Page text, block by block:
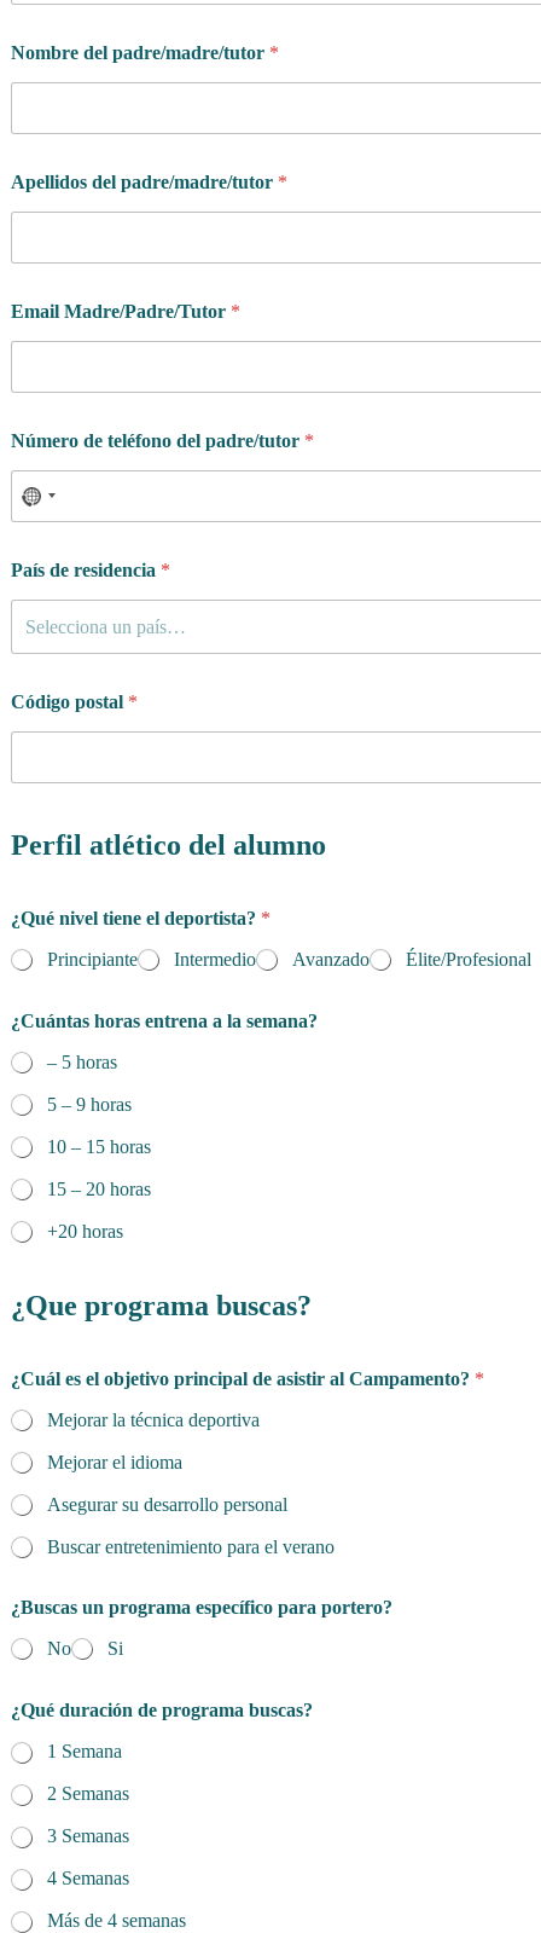
Nombre del padre/madre/tutor *
Apellidos del padre/madre/tutor *
Email Madre/Padre/Tutor *
Número de teléfono del padre/tutor *
País de residencia *
Selecciona un país…
Código postal *
Perfil atlético del alumno
d
e
¿Qué nivel tiene el deportista? *
Principiante
Intermedio Avanzado Élite/Profesional
¿Cuántas horas entrena a la semana?
– 5 horas
5 – 9 horas
10 – 15 horas
15 – 20 horas
+20 horas
¿Que programa buscas?
¿Cuál es el objetivo principal de asistir al Campamento? *
Mejorar la técnica deportiva
Mejorar el idioma
Asegurar su desarrollo personal
Buscar entretenimiento para el verano
¿Buscas un programa específico para portero?
No
Si
¿Qué duración de programa buscas?
1 Semana
2 Semanas
3 Semanas
4 Semanas
Más de 4 semanas